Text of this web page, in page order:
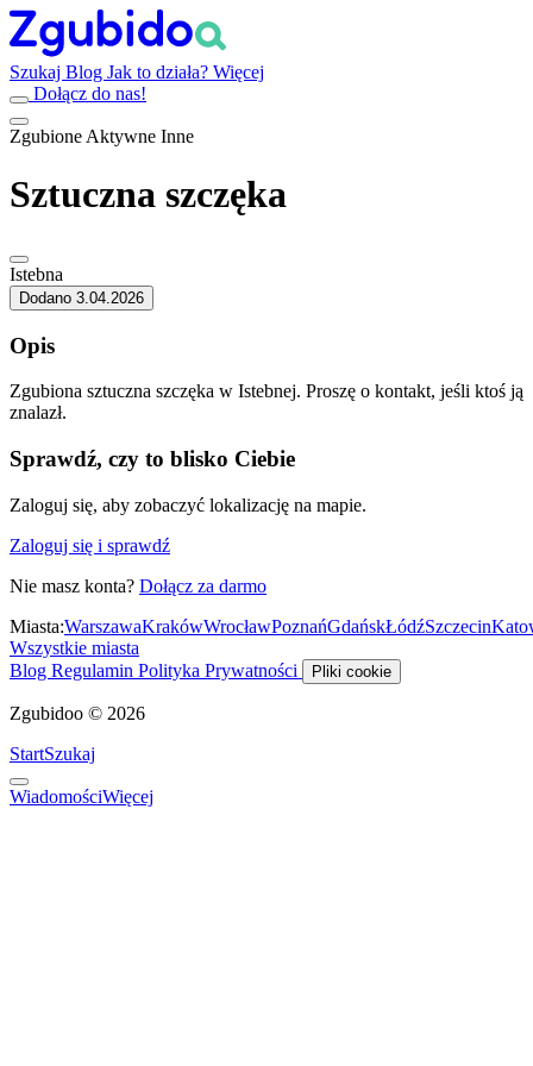
Szukaj Blog Jak to działa? Więcej
Dołącz do nas!
Zgubione Aktywne Inne
Sztuczna szczęka
Istebna
Dodano 3.04.2026
Opis
Zgubiona sztuczna szczęka w Istebnej. Proszę o kontakt, jeśli ktoś ją
znalazł.
Sprawdź, czy to blisko Ciebie
Zaloguj się, aby zobaczyć lokalizację na mapie.
Zaloguj się i sprawdź
Nie masz konta? Dołącz za darmo
Miasta:WarszawaKrakówWrocławPoznańGdańskŁódźSzczecin
Wszystkie miasta
Blog Regulamin Polityka Prywatności Pliki cookie
Zgubidoo © 2026
StartSzukaj
WiadomościWięcej